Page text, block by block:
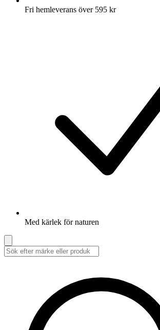
Fri hemleverans över 595 kr
Med kärlek för naturen